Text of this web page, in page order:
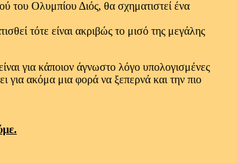
του Ολυμπίου Διός, θα σχηματιστεί ένα
τότε είναι ακριβώς το μισό της μεγάλης
για κάποιον άγνωστο λόγο υπολογισμένες
για ακόμα μια φορά να ξεπερνά και την πιο